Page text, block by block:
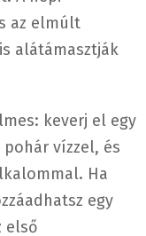
az elmúlt
alátámasztják
keverj el egy
vízzel, és
Ha
egy
első